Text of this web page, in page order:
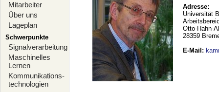
Mitarbeiter
Über uns
Lageplan
Schwerpunkte
Signalverarbeitung
Maschinelles
Lernen
Kommunikations-
technologien
Adresse:
Universität
Otto-Hahn-
28359
E-Mail :